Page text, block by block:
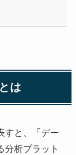
は
すと、「デー
分析プラット